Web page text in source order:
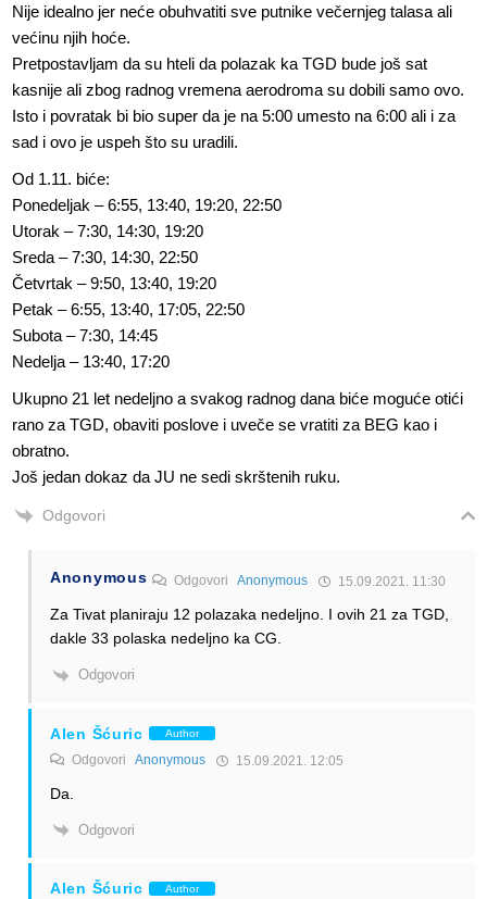
Nije idealno jer neće obuhvatiti sve putnike večernjeg talasa ali
većinu njih hoće.
Pretpostavljam da su hteli da polazak ka TGD bude još sat
kasnije ali zbog radnog vremena aerodroma su dobili samo ovo.
Isto i povratak bi bio super da je na 5:00 umesto na 6:00 ali i za
sad i ovo je uspeh što su uradili.
Od 1.11. biće:
Ponedeljak – 6:55, 13:40, 19:20, 22:50
Utorak – 7:30, 14:30, 19:20
Sreda – 7:30, 14:30, 22:50
Četvrtak – 9:50, 13:40, 19:20
Petak – 6:55, 13:40, 17:05, 22:50
Subota – 7:30, 14:45
Nedelja – 13:40, 17:20
Ukupno 21 let nedeljno a svakog radnog dana biće moguće otići
rano za TGD, obaviti poslove i uveče se vratiti za BEG kao i
obratno.
Još jedan dokaz da JU ne sedi skrštenih ruku.
Odgovori
Anonymous OdgovoriAnonymous 15.09.2021. 11:30
Za Tivat planiraju 12 polazaka nedeljno. I ovih 21 za TGD,
dakle 33 polaska nedeljno ka CG.
Odgovori
Alen Šćuric Author
Odgovori Anonymous 15.09.2021. 12:05
Da.
Odgovori
Alen Šćuric Author